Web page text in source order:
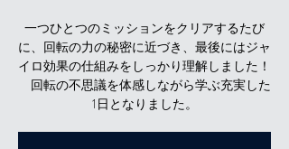
一つひとつのミッションをクリアするたび
に、回転の力の秘密に近づき、最後にはジャ
イロ効果の仕組みをしっかり理解しました！
回転の不思議を体感しながら学ぶ充実した
1日となりました。